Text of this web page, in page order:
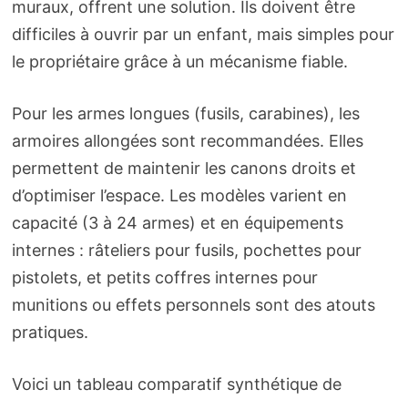
muraux, offrent une solution. Ils doivent être
difficiles à ouvrir par un enfant, mais simples pour
le propriétaire grâce à un mécanisme fiable.
Pour les armes longues (fusils, carabines), les
armoires allongées sont recommandées. Elles
permettent de maintenir les canons droits et
d’optimiser l’espace. Les modèles varient en
capacité (3 à 24 armes) et en équipements
internes : râteliers pour fusils, pochettes pour
pistolets, et petits coffres internes pour
munitions ou effets personnels sont des atouts
pratiques.
Voici un tableau comparatif synthétique de